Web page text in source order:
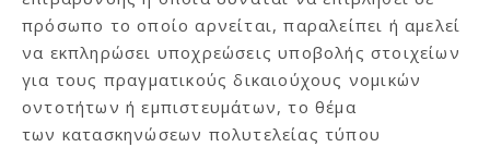
πρόσωπο το οποίο αρνείται, παραλείπει ή αμελεί
να εκπληρώσει υποχρεώσεις υποβολής στοιχείων
για τους πραγματικούς δικαιούχους νομικών
οντοτήτων ή εμπιστευμάτων, το θέμα
των κατασκηνώσεων πολυτελείας τύπου